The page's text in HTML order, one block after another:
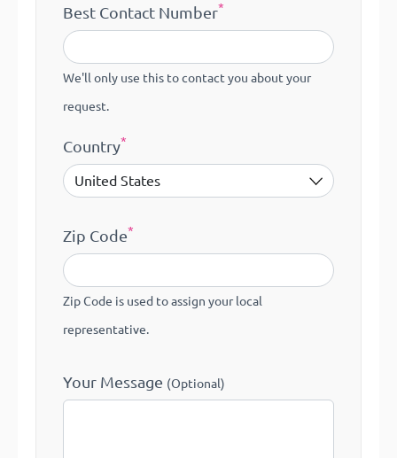
Best Contact Number*
We'll only use this to contact you about your
request.
Country*
Zip Code*
Zip Code is used to assign your local
representative.
Your Message (Optional)